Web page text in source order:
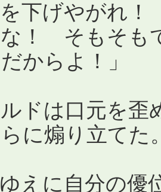
下げやがれ
！ そもそも
からよ！」
ドは口元を歪
に煽り立てた
えに自分の優